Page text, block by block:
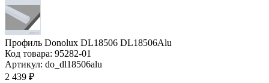
Профиль Donolux DL18506 DL18506Alu
Код товара: 95282-01
Артикул: do_dl18506alu
2 439 ₽